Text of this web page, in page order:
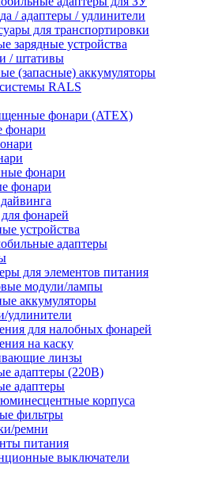
/ адаптеры / удлинители
для транспортировки
зарядные устройства
/ штативы
(запасные) аккумуляторы
RALS
фонари (ATEX)
фонари
фонари
фонари
фонарей
устройства
адаптеры
для элементов питания
модули/лампы
аккумуляторы
удлинители
для налобных фонарей
на каску
линзы
адаптеры (220В)
адаптеры
корпуса
фильтры
ремни
питания
выключатели